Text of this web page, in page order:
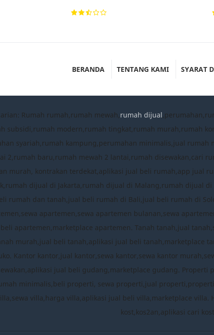
BERANDA TENTANG KAMI SYARAT
Rumah rumah,rumah mewah,rumah dijual
subsidi,rumah modern,rumah tingkat,rumah murah,rumah
syariah,rumah kampung,perumahan minimalis,jual
2,rumah baru,rumah mewah 2 lantai,rumah disewakan,cari
murah, kontrakan terdekat,aplikasi jual beli rumah,app
dijual di Jakarta,rumah dijual di Malang,rumah dijual
rumah dan tanah,jual beli rumah di Bali,jual beli rumah di
apartemen,sewa apartemen bulanan,sewa
apartemen,marketplace apartemen. Tanah tanah,jual
murah,jual beli tanah,aplikasi jual beli tanah,marketplace
Kantor kantor,jual kantor,sewa kantor,sewa kantor
jual beli gudang,marketplace gudang.
minimalis,beli properti, sewa properti,jual
villa,harga villa,aplikasi jual beli villa,marketplace
kost,kos2an,aplikasi cari